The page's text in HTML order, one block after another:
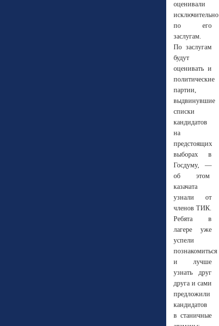
оценивали
исключительно
по его
заслугам.
По заслугам
будут
оценивать и
политические
партии,
выдвинувшие
списки
кандидатов
на
предстоящих
выборах в
Госдуму, —
об этом
казачата
узнали от
членов ТИК.
Ребята в
лагере уже
успели
познакомиться
и лучше
узнать друг
друга и сами
предложили
кандидатов
в станичные